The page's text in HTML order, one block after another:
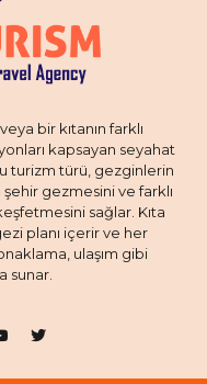
bir kıtanın farklı
kapsayan seyahat
turizm türü, gezginlerin
gezmesini ve farklı
sağlar. Kıta
planı içerir ve her
ulaşım gibi
sunar.